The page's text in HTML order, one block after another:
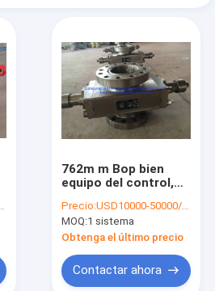
762m m Bop bien
equipo del control,
escape de 5000psi A
Precio:USD10000-50000/set
MOQ:1 sistema
Obtenga el último precio
Contactar ahora